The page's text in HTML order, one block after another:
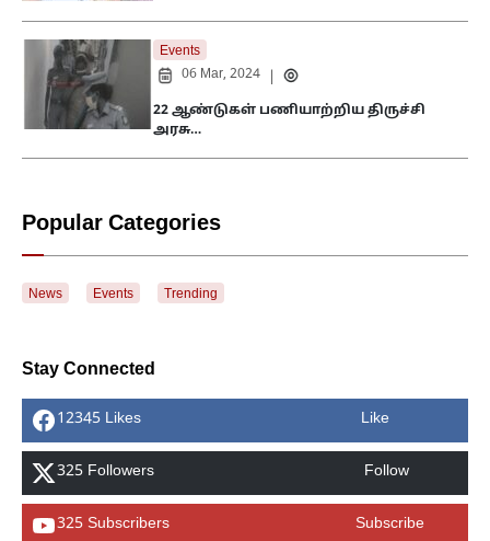
Events
06 Mar, 2024
22 ஆண்டுகள் பணியாற்றிய திருச்சி
அரசு…
Popular Categories
News Events Trending
Stay Connected
12345 Likes Like
325 Followers Follow
325 Subscribers Subscribe